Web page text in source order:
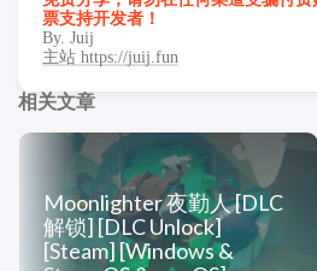
票支持开发者！
By. Juij
主站 https://juij.fun
相关文章
Moonlighter 夜勤人 [DLC
解锁] [DLC Unlock]
[Steam] [Windows &